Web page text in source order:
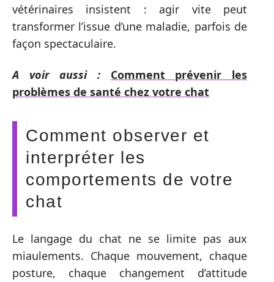
vétérinaires insistent : agir vite peut
transformer l’issue d’une maladie, parfois de
façon spectaculaire.
A voir aussi :
Comment prévenir les
problèmes de santé chez votre chat
Comment observer et
interpréter les
comportements de votre
chat
Le langage du chat ne se limite pas aux
miaulements. Chaque mouvement, chaque
posture, chaque changement d’attitude